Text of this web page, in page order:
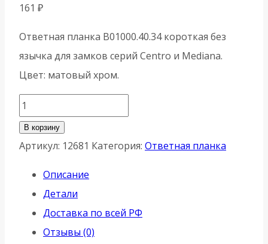
161 ₽
Ответная планка B01000.40.34 короткая без
язычка для замков серий Centro и Mediana.
Цвет: матовый хром.
Количество
товара
Ответная
AGB
(АГБ)
B01000.40.34
В корзину
Артикул: 12681 Категория: Ответная планка
Описание
Детали
Доставка по всей РФ
Отзывы (0)